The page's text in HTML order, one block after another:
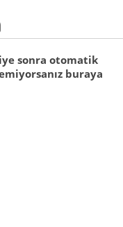
sonra otomatik
buraya